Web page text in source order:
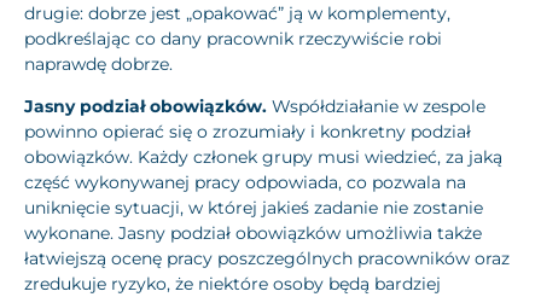
drugie: dobrze jest „opakować” ją w komplementy,
podkreślając co dany pracownik rzeczywiście robi
naprawdę dobrze.
Jasny podział obowiązków. Współdziałanie w zespole
powinno opierać się o zrozumiały i konkretny podział
obowiązków. Każdy członek grupy musi wiedzieć, za jaką
część wykonywanej pracy odpowiada, co pozwala na
uniknięcie sytuacji, w której jakieś zadanie nie zostanie
wykonane. Jasny podział obowiązków umożliwia także
łatwiejszą ocenę pracy poszczególnych pracowników oraz
zredukuje ryzyko, że niektóre osoby będą bardziej